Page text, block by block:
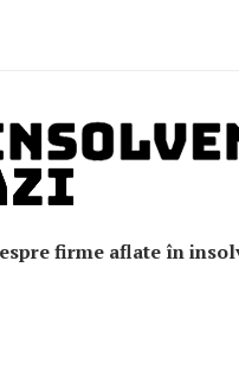
firme aflate în